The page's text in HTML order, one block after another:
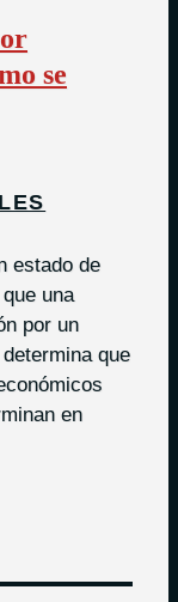
se
estado de
una
por un
que
en